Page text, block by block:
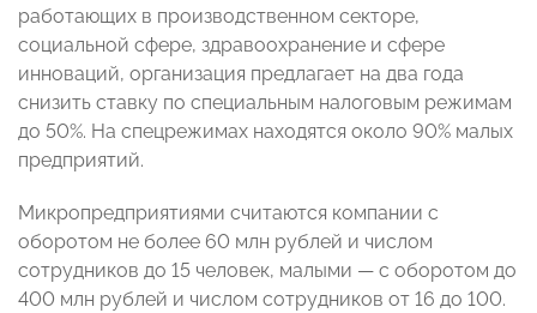
работающих в производственном секторе,
социальной сфере, здравоохранение и сфере
инноваций, организация предлагает на два года
снизить ставку по специальным налоговым режимам
до 50%. На спецрежимах находятся около 90% малых
предприятий.
Микропредприятиями считаются компании с
оборотом не более 60 млн рублей и числом
сотрудников до 15 человек, малыми — с оборотом до
400 млн рублей и числом сотрудников от 16 до 100.